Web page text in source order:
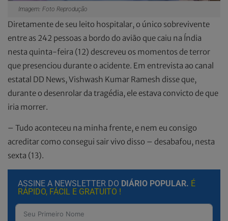
Imagem: Foto Reprodução
Diretamente de seu leito hospitalar, o único sobrevivente
entre as 242 pessoas a bordo do avião que caiu na Índia
nesta quinta-feira (12) descreveu os momentos de terror
que presenciou durante o acidente. Em entrevista ao canal
estatal DD News, Vishwash Kumar Ramesh disse que,
durante o desenrolar da tragédia, ele estava convicto de que
iria morrer.
– Tudo aconteceu na minha frente, e nem eu consigo
acreditar como consegui sair vivo disso – desabafou, nesta
sexta (13).
ASSINE A NEWSLETTER DO DIÁRIO POPULAR. É
RÁPIDO, FÁCIL E GRATUITO !